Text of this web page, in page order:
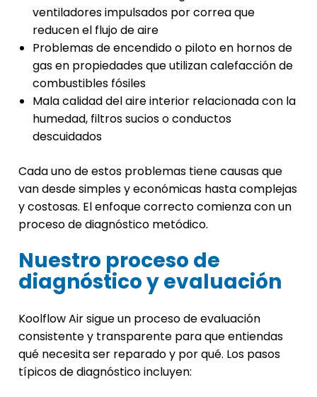
ventiladores impulsados por correa que
reducen el flujo de aire
Problemas de encendido o piloto en hornos de
gas en propiedades que utilizan calefacción de
combustibles fósiles
Mala calidad del aire interior relacionada con la
humedad, filtros sucios o conductos
descuidados
Cada uno de estos problemas tiene causas que
van desde simples y económicas hasta complejas
y costosas. El enfoque correcto comienza con un
proceso de diagnóstico metódico.
Nuestro proceso de
diagnóstico y evaluación
Koolflow Air sigue un proceso de evaluación
consistente y transparente para que entiendas
qué necesita ser reparado y por qué. Los pasos
típicos de diagnóstico incluyen: